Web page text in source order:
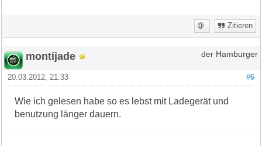
Zitieren
montijade der Hamburger
#6
20.03.2012, 21:33
Wie ich gelesen habe so es lebst mit Ladegerät und
benutzung länger dauern.